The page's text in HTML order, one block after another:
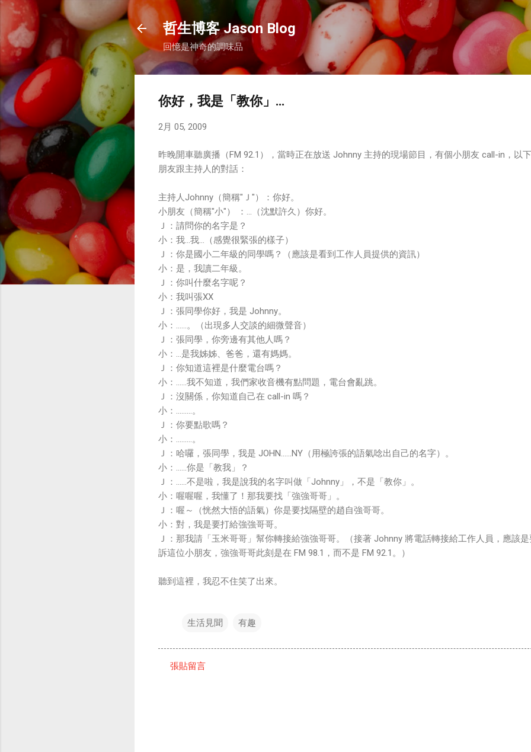
跳到主要內容
哲生博客 Jason Blog
回憶是神奇的調味品
你好，我是「教你」…
2月 05, 2009
昨晚開車聽廣播（FM 92.1），當時正在放送 Johnny 主持的現場節目，有個小朋友 call-in，以
朋友跟主持人的對話：
主持人Johnny（簡稱"Ｊ"）：你好。
小朋友（簡稱"小"） ：…（沈默許久）你好。
Ｊ：請問你的名字是？
小：我…我…（感覺很緊張的樣子）
Ｊ：你是國小二年級的同學嗎？（應該是看到工作人員提供的資訊）
小：是，我讀二年級。
Ｊ：你叫什麼名字呢？
小：我叫張XX
Ｊ：張同學你好，我是 Johnny。
小：……。（出現多人交談的細微聲音）
Ｊ：張同學，你旁邊有其他人嗎？
小：…是我姊姊、爸爸，還有媽媽。
Ｊ：你知道這裡是什麼電台嗎？
小：……我不知道，我們家收音機有點問題，電台會亂跳。
Ｊ：沒關係，你知道自己在 call-in 嗎？
小：………。
Ｊ：你要點歌嗎？
小：………。
Ｊ：哈囉，張同學，我是 JOHN......NY（用極誇張的語氣唸出自己的名字）。
小：……你是「教我」？
Ｊ：……不是啦，我是說我的名字叫做「Johnny」，不是「教你」。
小：喔喔喔，我懂了！那我要找「強強哥哥」。
Ｊ：喔～（恍然大悟的語氣）你是要找隔壁的趙自強哥哥。
小：對，我是要打給強強哥哥。
Ｊ：那我請「玉米哥哥」幫你轉接給強強哥哥。（接著 Johnny 將電話轉接給工作人員，應該
訴這位小朋友，強強哥哥此刻是在 FM 98.1，而不是 FM 92.1。）
聽到這裡，我忍不住笑了出來。
生活見聞 有趣
張貼留言